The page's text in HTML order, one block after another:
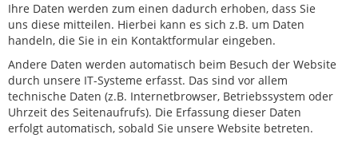
Ihre Daten werden zum einen dadurch erhoben, dass Sie
uns diese mitteilen. Hierbei kann es sich z.B. um Daten
handeln, die Sie in ein Kontaktformular eingeben.
Andere Daten werden automatisch beim Besuch der Website
durch unsere IT-Systeme erfasst. Das sind vor allem
technische Daten (z.B. Internetbrowser, Betriebssystem oder
Uhrzeit des Seitenaufrufs). Die Erfassung dieser Daten
erfolgt automatisch, sobald Sie unsere Website betreten.